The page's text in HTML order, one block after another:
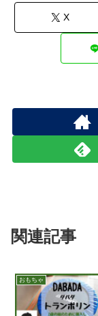
X
関連記事
おもちゃ